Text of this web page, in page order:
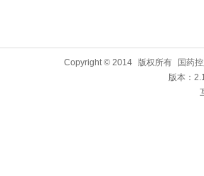
Copyright © 2014 版权所有
国药
版本：